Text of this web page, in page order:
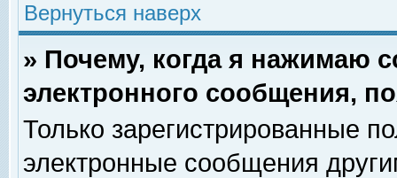
Вернуться наверх
» Почему, когда я нажимаю
электронного сообщения,
Только зарегистрированные
электронные сообщения